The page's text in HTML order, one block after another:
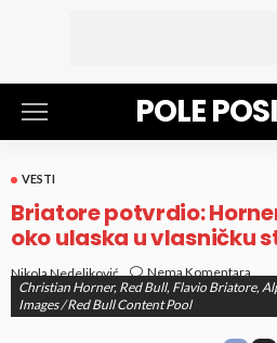
POLE
VESTI
Briatore potvrdio:
oko ulaska u vlasničku
Nikola Nedeljković
Nema Komentara
objavljeno23. Jan 2026. at 8:16 pm
Christian Horner, Red Bull, Flavio Briatore,
Images / Red Bull Content Pool